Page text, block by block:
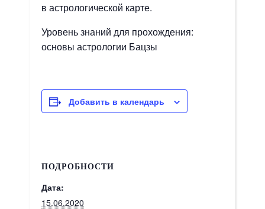
в астрологической карте.
Уровень знаний для прохождения:
основы астрологии Бацзы
Добавить в календарь
ПОДРОБНОСТИ
Дата:
15.06.2020